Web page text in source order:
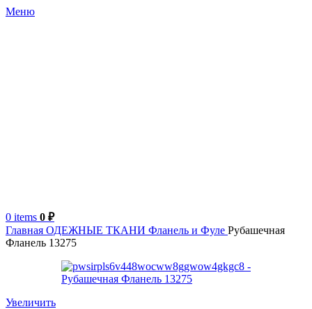
Меню
0 items 0 ₽
Главная ОДЕЖНЫЕ ТКАНИ Фланель и Фуле Рубашечная
Фланель 13275
Увеличить